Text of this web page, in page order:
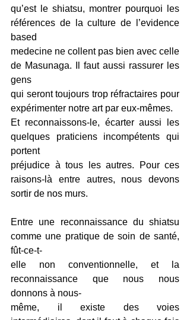
qu’est le shiatsu, montrer pourquoi les
références de la culture de l’evidence
based
medecine ne collent pas bien avec celle
de Masunaga. Il faut aussi rassurer les
gens
qui seront toujours trop réfractaires pour
expérimenter notre art par eux-mêmes.
Et reconnaissons-le, écarter aussi les
quelques praticiens incompétents qui
portent
préjudice à tous les autres. Pour ces
raisons-là entre autres, nous devons
sortir de nos murs.
Entre une reconnaissance du shiatsu
comme une pratique de soin de santé,
fût-ce-t-
elle non conventionnelle, et la
reconnaissance que nous nous
donnons à nous-
même, il existe des voies